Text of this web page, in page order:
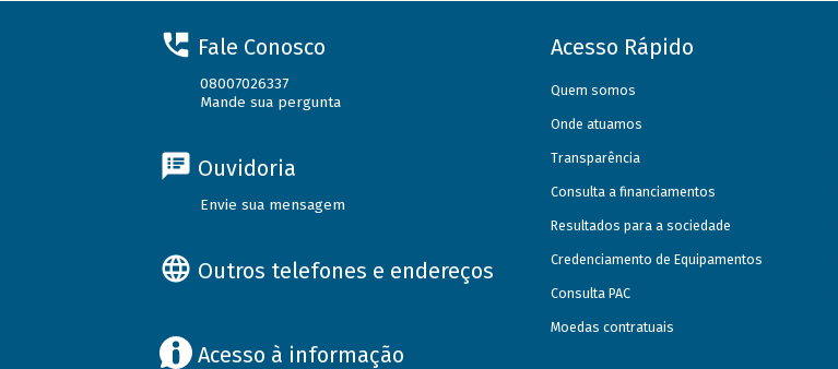
Fale Conosco
08007026337
Mande sua pergunta
Ouvidoria
Envie sua mensagem
Outros telefones e endereços
Acesso à informação
Acesso Rápido
Quem somos
Onde atuamos
Transparência
Consulta a financiamentos
Resultados para a sociedade
Credenciamento de Equipamentos
Consulta PAC
Moedas contratuais